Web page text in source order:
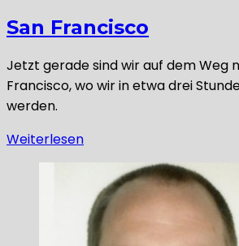
San Francisco
Jetzt gerade sind wir auf dem Weg
Francisco, wo wir in etwa drei
werden.
Weiterlesen